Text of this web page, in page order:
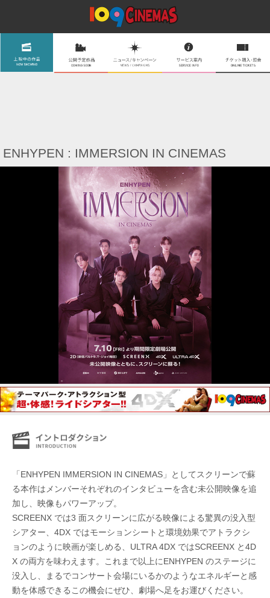
ENHYPEN : IMMERSION IN CINEMAS
「ENHYPEN IMMERSION IN CINEMAS」としてスクリーンで蘇
る本作はメンバーそれぞれのインタビューを含む未公開映像を追
加し、映像もパワーアップ。
SCREENX では3 面スクリーンに広がる映像による驚異の没入型
シアター、4DX ではモーションシートと環境効果でアトラクシ
ョンのように映画が楽しめる、ULTRA 4DX ではSCREENX と4D
X の両方を味わえます。これまで以上にENHYPEN のステージに
没入し、まるでコンサート会場にいるかのようなエネルギーと感
動を体感できるこの機会にぜひ、劇場へ足をお運びください。